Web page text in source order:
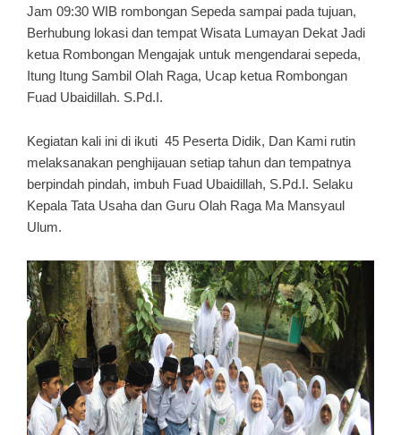
Jam 09:30 WIB rombongan Sepeda sampai pada tujuan,
Berhubung lokasi dan tempat Wisata Lumayan Dekat Jadi
ketua Rombongan Mengajak untuk mengendarai sepeda,
Itung Itung Sambil Olah Raga, Ucap ketua Rombongan
Fuad Ubaidillah. S.Pd.I.
Kegiatan kali ini di ikuti 45 Peserta Didik, Dan Kami rutin
melaksanakan penghijauan setiap tahun dan tempatnya
berpindah pindah, imbuh Fuad Ubaidillah, S.Pd.I. Selaku
Kepala Tata Usaha dan Guru Olah Raga Ma Mansyaul
Ulum.